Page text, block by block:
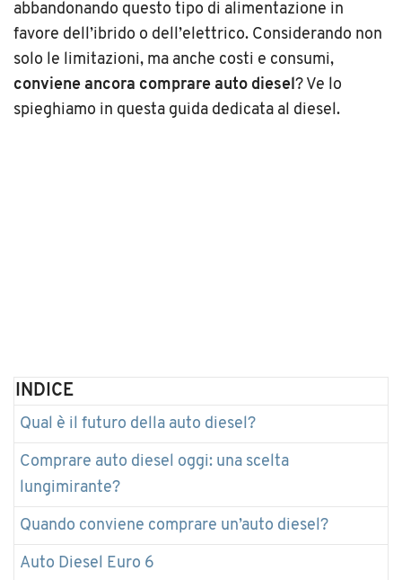
abbandonando questo tipo di alimentazione in
favore dell’ibrido o dell’elettrico. Considerando non
solo le limitazioni, ma anche costi e consumi,
conviene ancora comprare auto diesel? Ve lo
spieghiamo in questa guida dedicata al diesel.
INDICE
Qual è il futuro della auto diesel?
Comprare auto diesel oggi: una scelta
lungimirante?
Quando conviene comprare un’auto diesel?
Auto Diesel Euro 6